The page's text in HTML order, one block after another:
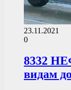
23.11.2021
0
8332
видам